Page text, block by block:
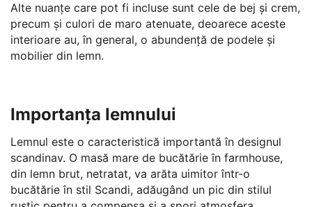
Alte nuanțe care pot fi incluse sunt cele de bej și crem,
precum și culori de maro atenuate, deoarece aceste
interioare au, în general, o abundență de podele și
mobilier din lemn.
Importanța lemnului
Lemnul este o caracteristică importantă în designul
scandinav. O masă mare de bucătărie în farmhouse,
din lemn brut, netratat, va arăta uimitor într-o
bucătărie în stil Scandi, adăugând un pic din stilul